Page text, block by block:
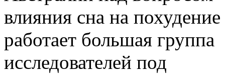
влияния сна на похудение
работает большая группа
исследователей под